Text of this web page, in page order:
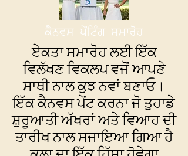
ਕੈਨਵਸ ਪੇਂਟਿੰਗ ਸਮਾਰੋਹ
ਏਕਤਾ ਸਮਾਰੋਹ ਲਈ ਇੱਕ
ਵਿਲੱਖਣ ਵਿਕਲਪ ਵਜੋਂ ਆਪਣੇ
ਸਾਥੀ ਨਾਲ ਕੁਝ ਨਵਾਂ ਬਣਾਓ।
ਇੱਕ ਕੈਨਵਸ ਪੇਂਟ ਕਰਨਾ ਜੋ ਤੁਹਾਡੇ
ਸ਼ੁਰੂਆਤੀ ਅੱਖਰਾਂ ਅਤੇ ਵਿਆਹ ਦੀ
ਤਾਰੀਖ ਨਾਲ ਸਜਾਇਆ ਗਿਆ ਹੈ